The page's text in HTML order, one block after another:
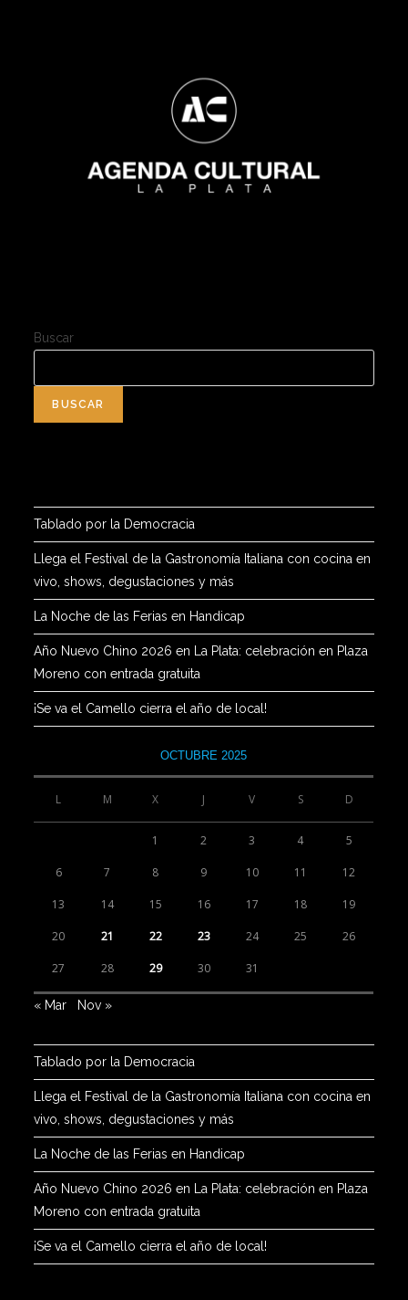
Buscar
BUSCAR
Tablado por la Democracia
Llega el Festival de la Gastronomía Italiana con cocina en
vivo, shows, degustaciones y más
La Noche de las Ferias en Handicap
Año Nuevo Chino 2026 en La Plata: celebración en Plaza
Moreno con entrada gratuita
¡Se va el Camello cierra el año de local!
OCTUBRE 2025
L M X J V S D
1 2 3 4 5
6 7 8 9 10 11 12
13 14 15 16 17 18 19
20 21 22 23 24 25 26
27 28 29 30 31
« Mar Nov »
Tablado por la Democracia
Llega el Festival de la Gastronomía Italiana con cocina en
vivo, shows, degustaciones y más
La Noche de las Ferias en Handicap
Año Nuevo Chino 2026 en La Plata: celebración en Plaza
Moreno con entrada gratuita
¡Se va el Camello cierra el año de local!